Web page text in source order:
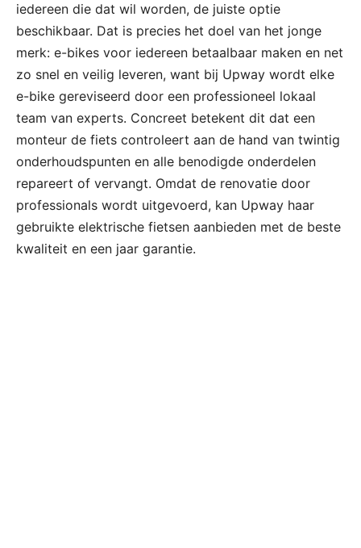
iedereen die dat wil worden, de juiste optie
beschikbaar. Dat is precies het doel van het jonge
merk: e-bikes voor iedereen betaalbaar maken en net
zo snel en veilig leveren, want bij Upway wordt elke
e-bike gereviseerd door een professioneel lokaal
team van experts. Concreet betekent dit dat een
monteur de fiets controleert aan de hand van twintig
onderhoudspunten en alle benodigde onderdelen
repareert of vervangt. Omdat de renovatie door
professionals wordt uitgevoerd, kan Upway haar
gebruikte elektrische fietsen aanbieden met de beste
kwaliteit en een jaar garantie.